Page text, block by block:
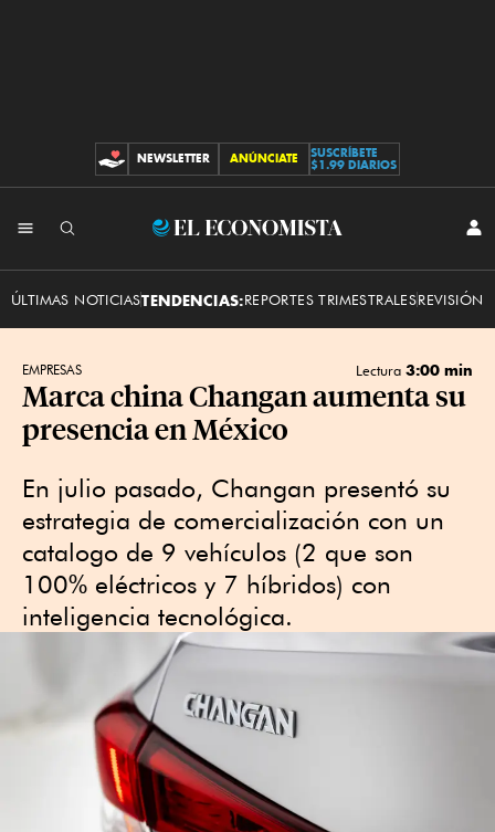
CONTRIBUCIONES
NEWSLETTER ANÚNCIATE
SUSCRÍBETE
$1.99 DIARIOS
El
ÚLTIMAS NOTICIASTENDENCIAS:REPORTES TRIMESTRALESREVISIÓN
EMPRESAS Lectura 3:00 min
Marca china Changan aumenta su
presencia en México
En julio pasado, Changan presentó su
estrategia de comercialización con un
catalogo de 9 vehículos (2 que son
100% eléctricos y 7 híbridos) con
inteligencia tecnológica.